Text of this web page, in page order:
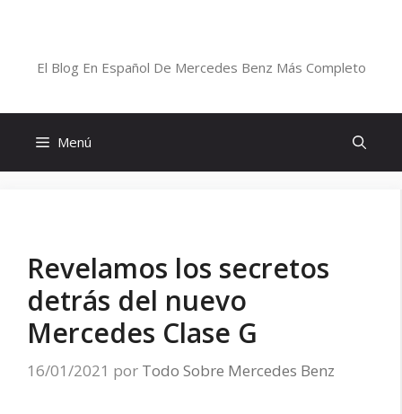
El Blog En Español De Mercedes Benz Más Completo
Menú
Revelamos los secretos
detrás del nuevo
Mercedes Clase G
16/01/2021 por Todo Sobre Mercedes Benz